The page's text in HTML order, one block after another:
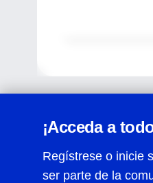
¡Acceda a
Regístrese o inicie
ser parte de la
Centro de Ayuda